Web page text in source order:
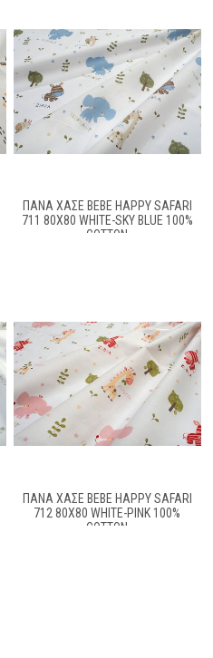
ΠΆΝΑ ΧΑΣΈ BEBE HAPPY SAFARI
711 80X80 WHITE-SKY BLUE 100%
COTTON
ΠΆΝΑ ΧΑΣΈ BEBE HAPPY SAFARI
712 80X80 WHITE-PINK 100%
COTTON